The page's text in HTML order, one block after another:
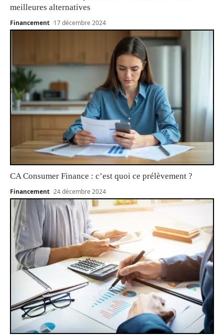
meilleures alternatives
Financement 17 décembre 2024
CA Consumer Finance : c’est quoi ce prélèvement ?
Financement 24 décembre 2024